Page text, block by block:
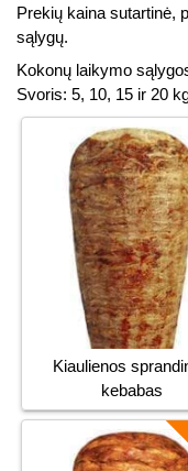
Prekių kaina sutartinė,
sąlygų.
Kokonų laikymo
Svoris: 5, 10, 15 ir 20
Kiaulienos
kebabas